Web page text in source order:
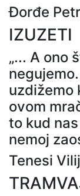
Đorđe
IZUZETI
„... A ono
uzdižemo
ovom
to kud
nemoj
Tenesi